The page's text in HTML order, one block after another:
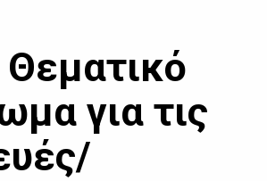
Θεματικό
για τις